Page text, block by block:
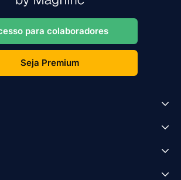
para colaboradores
Seja Premium